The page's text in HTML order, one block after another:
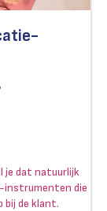
je dat natuurlijk
instrumenten die
bij de klant.